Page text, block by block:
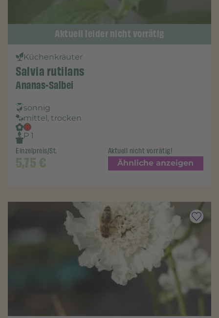
Aktuell leider nicht vorrätig
Küchenkräuter
Salvia rutilans
Ananas-Salbei
sonnig
mittel, trocken
P 1
Einzelpreis/St.
5,75€
Aktuell nicht vorrätig!
Ähnliche anzeigen